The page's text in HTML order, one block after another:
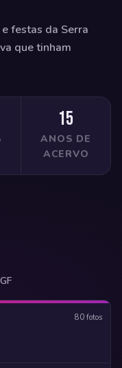
festas da Serra
que tinham
15
ANOS DE
ACERVO
80 fotos